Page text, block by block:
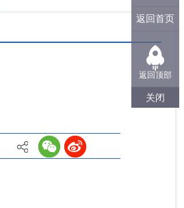
返回首页
返回顶部
关闭